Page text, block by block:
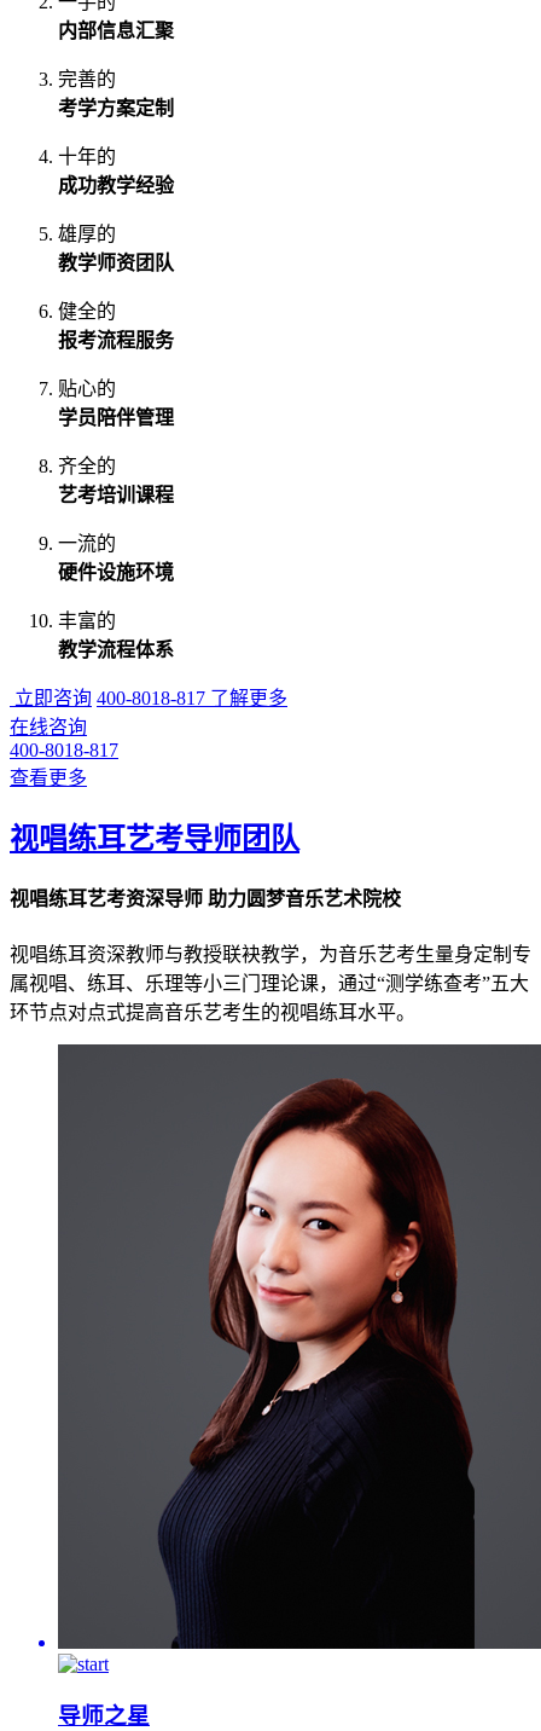
内部信息汇聚
完善的
考学方案定制
十年的
成功教学经验
雄厚的
教学师资团队
健全的
报考流程服务
贴心的
学员陪伴管理
齐全的
艺考培训课程
一流的
硬件设施环境
丰富的
教学流程体系
立即咨询 400-8018-817 了解更多
在线咨询
400-8018-817
查看更多
视唱练耳艺考导师团队
视唱练耳艺考资深导师 助力圆梦音乐艺术院校
视唱练耳资深教师与教授联袂教学，为音乐艺考生量身定制专
属视唱、练耳、乐理等小三门理论课，通过“测学练查考”五大
环节点对点式提高音乐艺考生的视唱练耳水平。
导师之星